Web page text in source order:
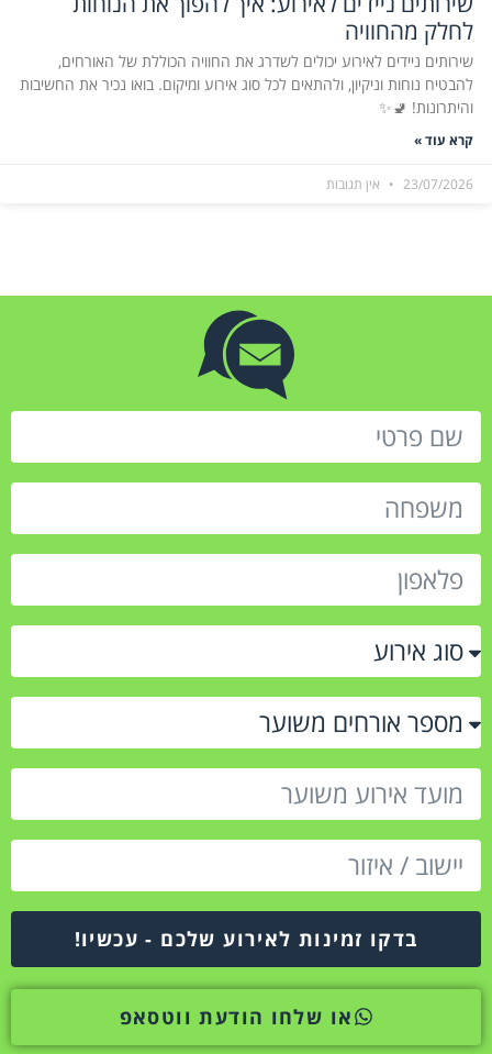
לחלק מהחוויה
שירותים ניידים לאירוע יכולים לשדרג את החוויה הכוללת של האורחים,
להבטיח נוחות וניקיון, ולהתאים לכל סוג אירוע ומיקום. בואו נכיר את החשיבות
והיתרונות! 🚽✨
קרא עוד »
23/07/2026 אין תגובות
בדקו זמינות לאירוע שלכם - עכשיו!
או שלחו הודעת ווטסאפ